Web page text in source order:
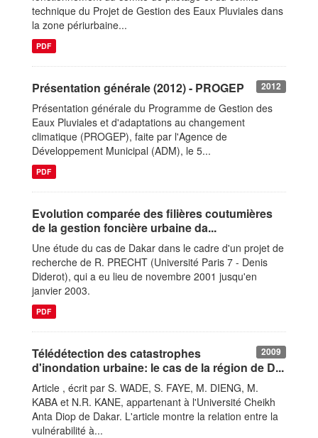
technique du Projet de Gestion des Eaux Pluviales dans
la zone périurbaine...
PDF
2012
Présentation générale (2012) - PROGEP
Présentation générale du Programme de Gestion des
Eaux Pluviales et d'adaptations au changement
climatique (PROGEP), faite par l'Agence de
Développement Municipal (ADM), le 5...
PDF
Evolution comparée des filières coutumières
de la gestion foncière urbaine da...
Une étude du cas de Dakar dans le cadre d'un projet de
recherche de R. PRECHT (Université Paris 7 - Denis
Diderot), qui a eu lieu de novembre 2001 jusqu'en
janvier 2003.
PDF
2009
Télédétection des catastrophes
d'inondation urbaine: le cas de la région de D...
Article , écrit par S. WADE, S. FAYE, M. DIENG, M.
KABA et N.R. KANE, appartenant à l'Université Cheikh
Anta Diop de Dakar. L'article montre la relation entre la
vulnérabilité à...